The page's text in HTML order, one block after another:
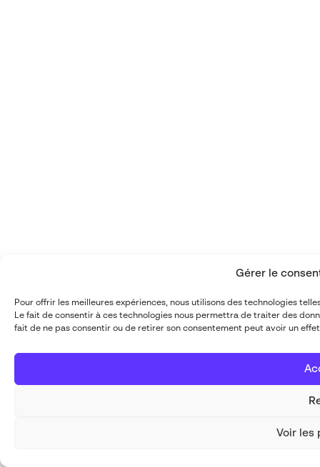
Gérer le
Pour offrir les meilleures expériences, nous utilisons des technologies
Le fait de consentir à ces technologies nous permettra de traiter des
fait de ne pas consentir ou de retirer son consentement peut avoir un
Voir les